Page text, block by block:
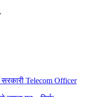
Telecom Officer